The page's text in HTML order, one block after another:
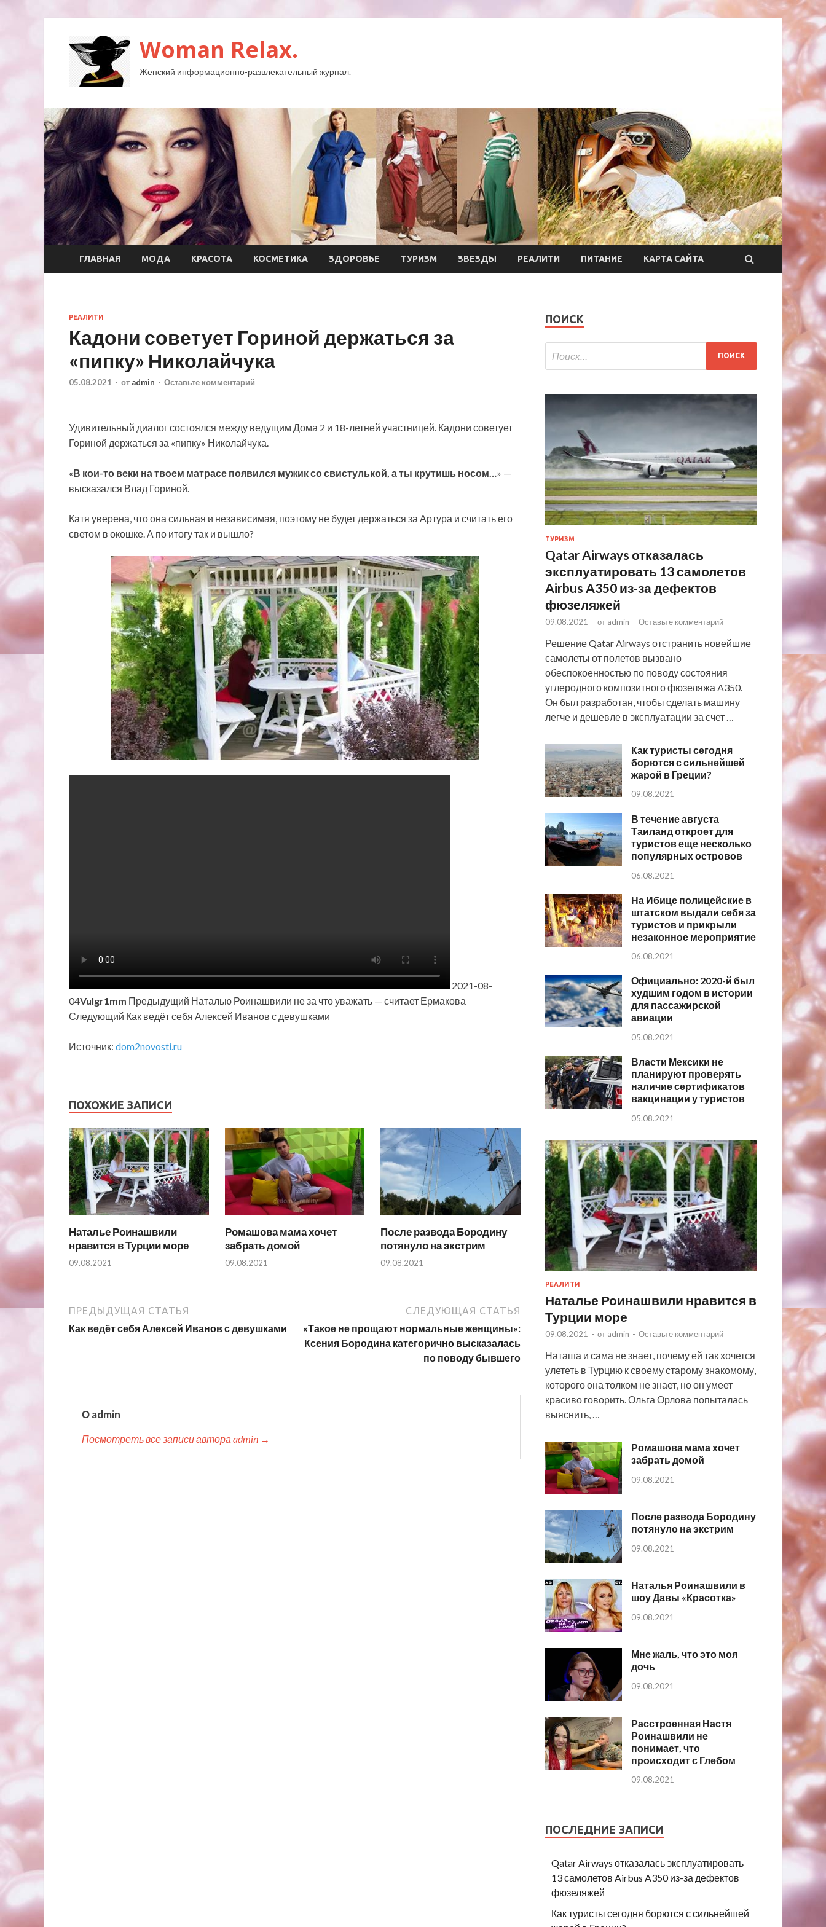
Woman Relax.
Женский информационно-развлекательный журнал.
ГЛАВНАЯ МОДА КРАСОТА КОСМЕТИКА ЗДОРОВЬЕ ТУРИЗМ ЗВЕЗДЫ РЕАЛИТИ ПИТАНИЕ КАРТА САЙТА
РЕАЛИТИ
Кадони советует Гориной держаться за
«пипку» Николайчука
05.08.2021 - от admin - Оставьте комментарий
Удивительный диалог состоялся между ведущим Дома 2 и 18-летней участницей. Кадони советует
Гориной держаться за «пипку» Николайчука.
«В кои-то веки на твоем матрасе появился мужик со свистулькой, а ты крутишь носом…» —
высказался Влад Гориной.
Катя уверена, что она сильная и независимая, поэтому не будет держаться за Артура и считать его
светом в окошке. А по итогу так и вышло?
2021-08-
04Vulgr1mm Предыдущий Наталью Роинашвили не за что уважать — считает Ермакова
Следующий Как ведёт себя Алексей Иванов с девушками
Источник: dom2novosti.ru
ПОХОЖИЕ ЗАПИСИ
Наталье Роинашвили
нравится в Турции море
09.08.2021
Ромашова мама хочет
забрать домой
09.08.2021
После развода Бородину
потянуло на экстрим
09.08.2021
ПРЕДЫДУЩАЯ СТАТЬЯ
Как ведёт себя Алексей Иванов с девушками
СЛЕДУЮЩАЯ СТАТЬЯ
«Такое не прощают нормальные женщины»:
Ксения Бородина категорично высказалась
по поводу бывшего
О admin
Посмотреть все записи автора admin →
ПОИСК
ТУРИЗМ
Qatar Airways отказалась
эксплуатировать 13 самолетов
Airbus A350 из-за дефектов
фюзеляжей
09.08.2021 - от admin - Оставьте комментарий
Решение Qatar Airways отстранить новейшие
самолеты от полетов вызвано
обеспокоенностью по поводу состояния
углеродного композитного фюзеляжа A350.
Он был разработан, чтобы сделать машину
легче и дешевле в эксплуатации за счет …
Как туристы сегодня
борются с сильнейшей
жарой в Греции?
09.08.2021
В течение августа
Таиланд откроет для
туристов еще несколько
популярных островов
06.08.2021
На Ибице полицейские в
штатском выдали себя за
туристов и прикрыли
незаконное мероприятие
06.08.2021
Официально: 2020-й был
худшим годом в истории
для пассажирской
авиации
05.08.2021
Власти Мексики не
планируют проверять
наличие сертификатов
вакцинации у туристов
05.08.2021
РЕАЛИТИ
Наталье Роинашвили нравится в
Турции море
09.08.2021 - от admin - Оставьте комментарий
Наташа и сама не знает, почему ей так хочется
улететь в Турцию к своему старому знакомому,
которого она толком не знает, но он умеет
красиво говорить. Ольга Орлова попыталась
выяснить, …
Ромашова мама хочет
забрать домой
09.08.2021
После развода Бородину
потянуло на экстрим
09.08.2021
Наталья Роинашвили в
шоу Давы «Красотка»
09.08.2021
Мне жаль, что это моя
дочь
09.08.2021
Расстроенная Настя
Роинашвили не
понимает, что
происходит с Глебом
09.08.2021
ПОСЛЕДНИЕ ЗАПИСИ
Qatar Airways отказалась эксплуатировать
13 самолетов Airbus A350 из-за дефектов
фюзеляжей
Как туристы сегодня борются с сильнейшей